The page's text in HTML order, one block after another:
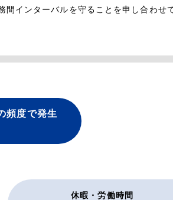
間インターバルを守ることを申し合わせ
頻度で発生
休暇・労働時間